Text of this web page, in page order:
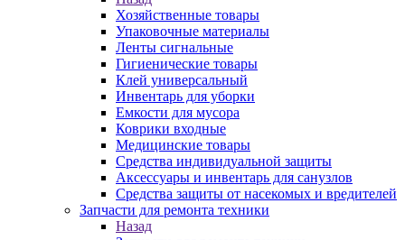
Хозяйственные товары
Упаковочные материалы
Ленты сигнальные
Гигиенические товары
Клей универсальный
Инвентарь для уборки
Емкости для мусора
Коврики входные
Медицинские товары
Средства индивидуальной защиты
Аксессуары и инвентарь для санузлов
Средства защиты от насекомых и вредителей
Запчасти для ремонта техники
Назад